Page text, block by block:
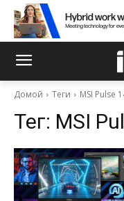
Домой Теги MSI Pulse
Тег: MSI